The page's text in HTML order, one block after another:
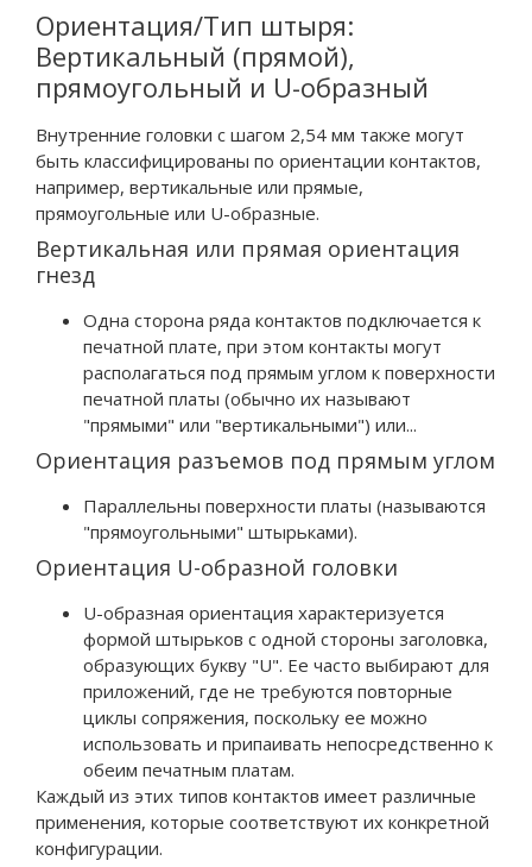
Ориентация/Тип штыря:
Вертикальный (прямой),
прямоугольный и U-образный
Внутренние головки с шагом 2,54 мм также могут
быть классифицированы по ориентации контактов,
например, вертикальные или прямые,
прямоугольные или U-образные.
Вертикальная или прямая ориентация
гнезд
Одна сторона ряда контактов подключается к
печатной плате, при этом контакты могут
располагаться под прямым углом к поверхности
печатной платы (обычно их называют
"прямыми" или "вертикальными") или...
Ориентация разъемов под прямым углом
Параллельны поверхности платы (называются
"прямоугольными" штырьками).
Ориентация U-образной головки
U-образная ориентация характеризуется
формой штырьков с одной стороны заголовка,
образующих букву "U". Ее часто выбирают для
приложений, где не требуются повторные
циклы сопряжения, поскольку ее можно
использовать и припаивать непосредственно к
обеим печатным платам.
Каждый из этих типов контактов имеет различные
применения, которые соответствуют их конкретной
конфигурации.